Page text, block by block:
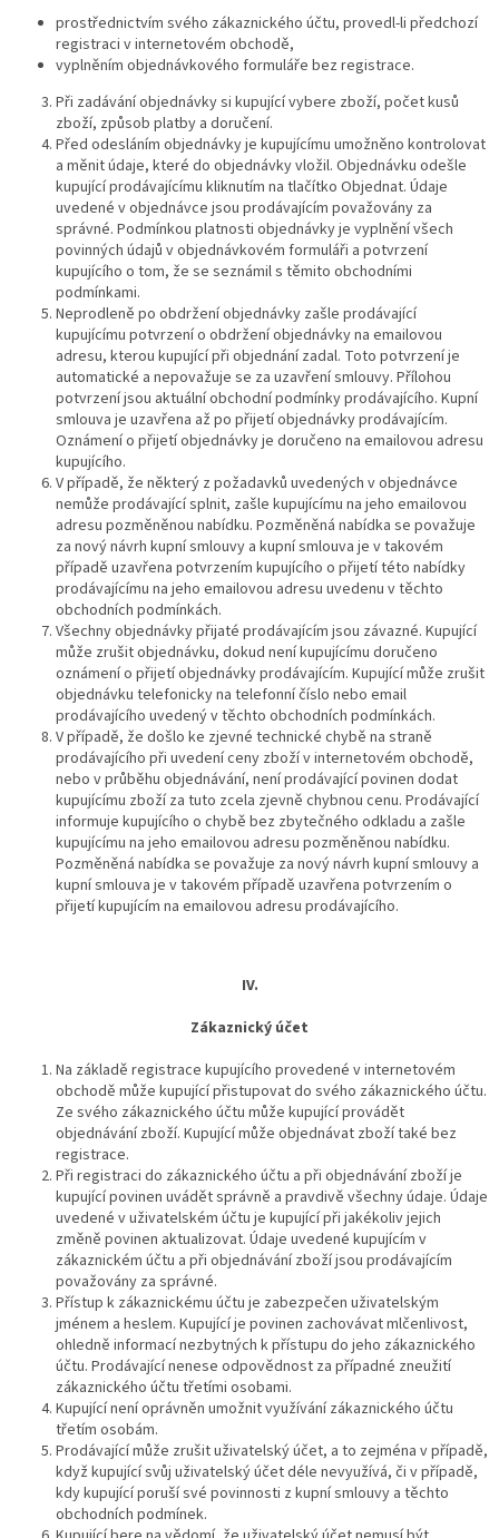
prostřednictvím svého zákaznického účtu, provedl-li předchozí
registraci v internetovém obchodě,
vyplněním objednávkového formuláře bez registrace.
Při zadávání objednávky si kupující vybere zboží, počet kusů
zboží, způsob platby a doručení.
Před odesláním objednávky je kupujícímu umožněno kontrolovat
a měnit údaje, které do objednávky vložil. Objednávku odešle
kupující prodávajícímu kliknutím na tlačítko Objednat. Údaje
uvedené v objednávce jsou prodávajícím považovány za
správné. Podmínkou platnosti objednávky je vyplnění všech
povinných údajů v objednávkovém formuláři a potvrzení
kupujícího o tom, že se seznámil s těmito obchodními
podmínkami.
Neprodleně po obdržení objednávky zašle prodávající
kupujícímu potvrzení o obdržení objednávky na emailovou
adresu, kterou kupující při objednání zadal. Toto potvrzení je
automatické a nepovažuje se za uzavření smlouvy. Přílohou
potvrzení jsou aktuální obchodní podmínky prodávajícího. Kupní
smlouva je uzavřena až po přijetí objednávky prodávajícím.
Oznámení o přijetí objednávky je doručeno na emailovou adresu
kupujícího.
V případě, že některý z požadavků uvedených v objednávce
nemůže prodávající splnit, zašle kupujícímu na jeho emailovou
adresu pozměněnou nabídku. Pozměněná nabídka se považuje
za nový návrh kupní smlouvy a kupní smlouva je v takovém
případě uzavřena potvrzením kupujícího o přijetí této nabídky
prodávajícímu na jeho emailovou adresu uvedenu v těchto
obchodních podmínkách.
Všechny objednávky přijaté prodávajícím jsou závazné. Kupující
může zrušit objednávku, dokud není kupujícímu doručeno
oznámení o přijetí objednávky prodávajícím. Kupující může zrušit
objednávku telefonicky na telefonní číslo nebo email
prodávajícího uvedený v těchto obchodních podmínkách.
V případě, že došlo ke zjevné technické chybě na straně
prodávajícího při uvedení ceny zboží v internetovém obchodě,
nebo v průběhu objednávání, není prodávající povinen dodat
kupujícímu zboží za tuto zcela zjevně chybnou cenu. Prodávající
informuje kupujícího o chybě bez zbytečného odkladu a zašle
kupujícímu na jeho emailovou adresu pozměněnou nabídku.
Pozměněná nabídka se považuje za nový návrh kupní smlouvy a
kupní smlouva je v takovém případě uzavřena potvrzením o
přijetí kupujícím na emailovou adresu prodávajícího.
IV.
Zákaznický účet
Na základě registrace kupujícího provedené v internetovém
obchodě může kupující přistupovat do svého zákaznického účtu.
Ze svého zákaznického účtu může kupující provádět
objednávání zboží. Kupující může objednávat zboží také bez
registrace.
Při registraci do zákaznického účtu a při objednávání zboží je
kupující povinen uvádět správně a pravdivě všechny údaje. Údaje
uvedené v uživatelském účtu je kupující při jakékoliv jejich
změně povinen aktualizovat. Údaje uvedené kupujícím v
zákaznickém účtu a při objednávání zboží jsou prodávajícím
považovány za správné.
Přístup k zákaznickému účtu je zabezpečen uživatelským
jménem a heslem. Kupující je povinen zachovávat mlčenlivost,
ohledně informací nezbytných k přístupu do jeho zákaznického
účtu. Prodávající nenese odpovědnost za případné zneužití
zákaznického účtu třetími osobami.
Kupující není oprávněn umožnit využívání zákaznického účtu
třetím osobám.
Prodávající může zrušit uživatelský účet, a to zejména v případě,
když kupující svůj uživatelský účet déle nevyužívá, či v případě,
kdy kupující poruší své povinnosti z kupní smlouvy a těchto
obchodních podmínek.